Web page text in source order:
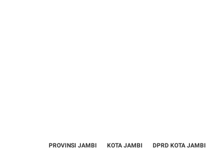
PROVINSI JAMBI KOTA JAMBI DPRD KOTA JAMBI